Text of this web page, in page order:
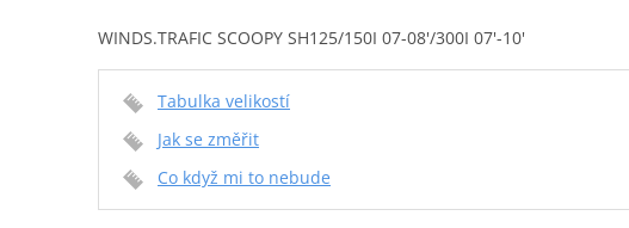
WINDS.TRAFIC SCOOPY SH125/150I 07-08'/300I 07'-10'
Tabulka velikostí
Jak se změřit
Co když mi to nebude